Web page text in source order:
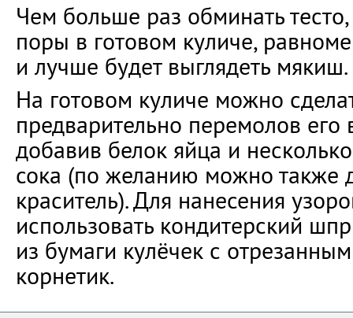
Чем больше раз обминать
поры в готовом куличе,
и лучше будет выглядеть мякиш.
На готовом куличе можно
предварительно перемолов его
добавив белок яйца и
сока (по желанию можно также
краситель). Для нанесения
использовать кондитерский
из бумаги кулёчек с
корнетик.